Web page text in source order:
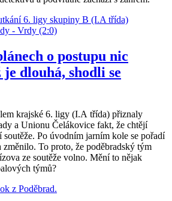
o postupu nic
je dlouhá, shodli se
krajské 6. ligy (I.A třída) přiznaly
a Unionu Čelákovice fakt, že chtějí
soutěže. Po úvodním jarním kole se pořadí
To proto, že poděbradský tým
ze soutěže volno. Mění to nějak
týmů?